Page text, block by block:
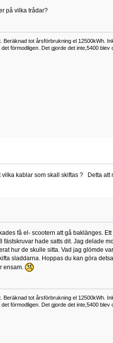
på vilka trådar?
Beräknad tot årsförbrukning el 12500kWh.
förmodligen. Det gjorde det inte,5400
kablar som skall skiftas ? Detta att
få el- scootern att gå baklänges.
hade satts dit. Jag delade
hur de skulle sitta. Vad jag glömde
sladdarna. Hoppas du kan göra
ensam.
Beräknad tot årsförbrukning el 12500kWh.
förmodligen. Det gjorde det inte,5400